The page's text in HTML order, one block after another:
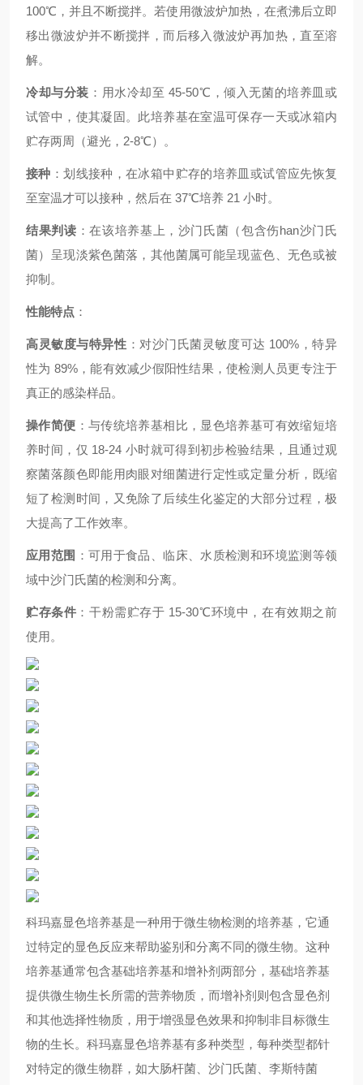
100℃，并且不断搅拌。若使用微波炉加热，在煮沸后立即
移出微波炉并不断搅拌，而后移入微波炉再加热，直至溶
解。
冷却与分装 ：用水冷却至 45-50℃，倾入无菌的培养皿或
试管中，使其凝固。此培养基在室温可保存一天或冰箱内
贮存两周（避光，2-8℃）。
接种 ：划线接种，在冰箱中贮存的培养皿或试管应先恢复
至室温才可以接种，然后在 37℃培养 21 小时。
结果判读 ：在该培养基上，沙门氏菌（包含伤han沙门氏
菌）呈现淡紫色菌落，其他菌属可能呈现蓝色、无色或被
抑制。
性能特点 ：
高灵敏度与特异性 ：对沙门氏菌灵敏度可达 100%，特异
性为 89%，能有效减少假阳性结果，使检测人员更专注于
真正的感染样品。
操作简便 ：与传统培养基相比，显色培养基可有效缩短培
养时间，仅 18-24 小时就可得到初步检验结果，且通过观
察菌落颜色即能用肉眼对细菌进行定性或定量分析，既缩
短了检测时间，又免除了后续生化鉴定的大部分过程，极
大提高了工作效率。
应用范围 ：可用于食品、临床、水质检测和环境监测等领
域中沙门氏菌的检测和分离。
贮存条件 ：干粉需贮存于 15-30℃环境中，在有效期之前
使用。
科玛嘉显色培养基是一种用于微生物检测的培养基，它通
过特定的显色反应来帮助鉴别和分离不同的微生物。这种
培养基通常包含基础培养基和增补剂两部分，基础培养基
提供微生物生长所需的营养物质，而增补剂则包含显色剂
和其他选择性物质，用于增强显色效果和抑制非目标微生
物的生长。科玛嘉显色培养基有多种类型，每种类型都针
对特定的微生物群，如大肠杆菌、沙门氏菌、李斯特菌